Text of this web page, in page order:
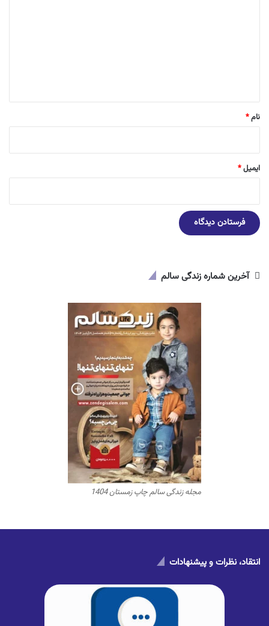
نام*
ایمیل*
آخرین شماره زندگی سالم
مجله زندگی سالم چاپ زمستان 1404
انتقاد، نظرات و پیشنهادات